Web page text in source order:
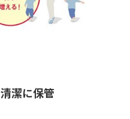
潔に保管